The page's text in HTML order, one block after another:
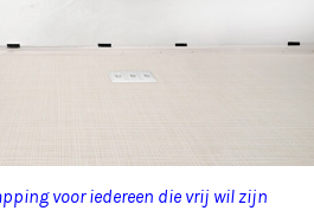
voor iedereen die vrij wil zijn